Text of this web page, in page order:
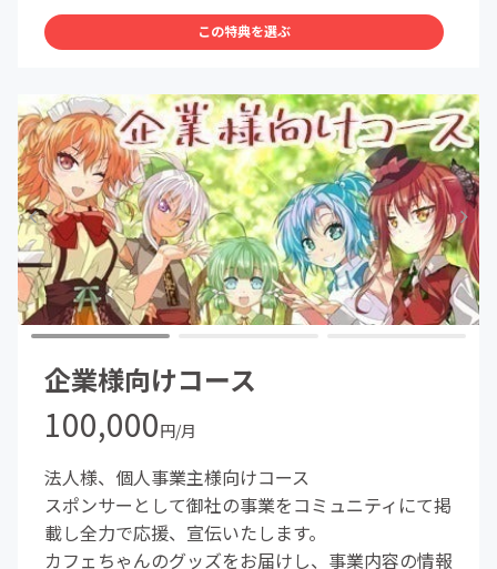
☆C106フェイスタオル
☆A4クリアファイル
☆グラスタンブラー
・14オンスタンブラー、サイズ：口径76mm×高さ
151mm容量410ml
☆ステンレスタンブラー
「ウォールカラーステンレスタンブラー」
サイズ：φ80×142mm ・容量：350ml 素材：ステンレ
ス(18-8)、PS、他
☆電子書籍：『不愛想なカフェ店員に恋する話①②』
・ページ数：128・サイズ：A5・ファイル形式：PDF
☆電子書籍：『カフェちゃんとブレークタイムRefill①～
④』
☆ドラマCDMP3セット：『カフェちゃん新ドラマ
CD①②』
この特典を選ぶ
企業様向けコース
100,000円/月
法人様、個人事業主様向けコース
スポンサーとして御社の事業をコミュニティにて掲
載し全力で応援、宣伝いたします。
カフェちゃんのグッズをお届けし、事業内容の情報